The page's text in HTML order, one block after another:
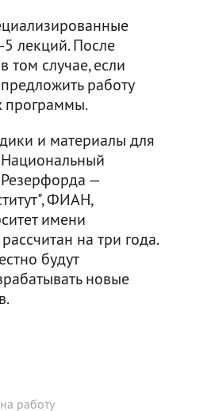
5 лекций. После
том случае, если
работу
программы.
и материалы для
Национальный
—
ФИАН,
имени
на три года.
будут
новые
работу